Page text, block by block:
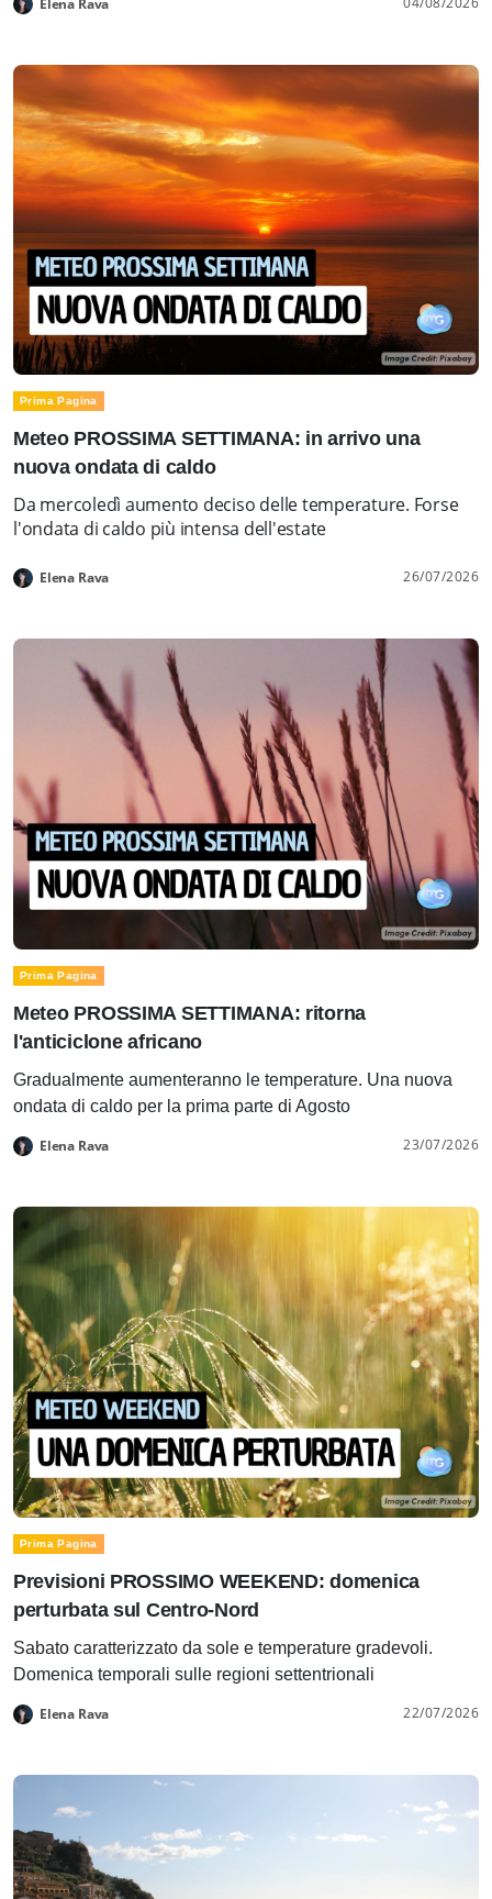
Prima Pagina
Meteo PROSSIMA SETTIMANA: in arrivo una
nuova ondata di caldo
Da mercoledì aumento deciso delle temperature. Forse
l'ondata di caldo più intensa dell'estate
Elena Rava 26/07/2026
Prima Pagina
Meteo PROSSIMA SETTIMANA: ritorna
l'anticiclone africano
Gradualmente aumenteranno le temperature. Una nuova
ondata di caldo per la prima parte di Agosto
Elena Rava 23/07/2026
Prima Pagina
Previsioni PROSSIMO WEEKEND: domenica
perturbata sul Centro-Nord
Sabato caratterizzato da sole e temperature gradevoli.
Domenica temporali sulle regioni settentrionali
Elena Rava 22/07/2026